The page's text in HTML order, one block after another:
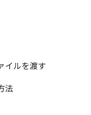
イルを渡す
法